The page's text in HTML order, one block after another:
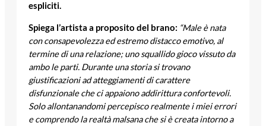
espliciti.
Spiega l’artista a proposito del brano: “Male è nata
con consapevolezza ed estremo distacco emotivo, al
termine di una relazione; uno squallido gioco vissuto da
ambo le parti. Durante una storia si trovano
giustificazioni ad atteggiamenti di carattere
disfunzionale che ci appaiono addirittura confortevoli.
Solo allontanandomi percepisco realmente i miei errori
e comprendo la realtà malsana che si è creata intorno a